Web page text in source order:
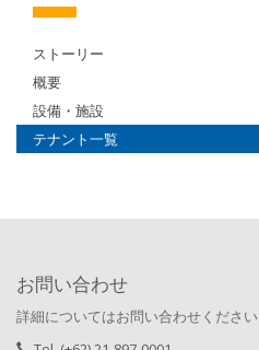
ストーリー
概要
設備・施設
テナント一覧
お問い合わせ
詳細についてはお問い合わせください